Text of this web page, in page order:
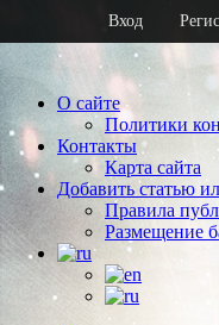
О сайте
Политики
Контакты
Карта сайта
Добавить статью
Правила
Размещение
Вход